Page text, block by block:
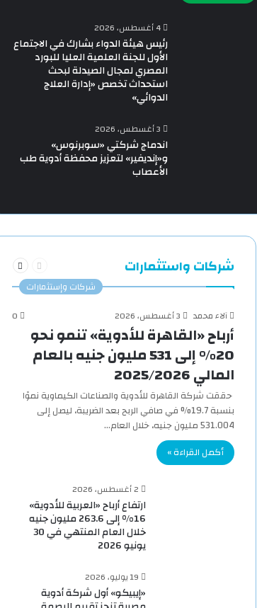
4 أغسطس، 2026
رئيس هيئة الدواء بشارك في الاجتماع
الأول للجنة العلمية العليا للبورد
المصري لمجال الصيدلة لبحث
استحداث تخصص «إدارة العلاج
الدوائي»
3 أغسطس، 2026
اندماج شركتي «سوبرنوس»
و«إنديفير» لتعزيز محفظة أدوية طب
الأعصاب
شركات واستثمارات
الصفحة
شركات وإستثمارات
آلاء محمد
3 أغسطس، 2026 0
أرباح «القاهرة للأدوية» تنمو نحو
20% إلى 531 مليون جنيه بالعام
المالي 2025/2026
حققت شركة القاهرة للأدوية والصناعات الكيماوية نموًا
بنسبة 19.7% في صافي الربح بعد الضريبة، ليصل إلى
531.004 مليون جنيه، خلال العام…
أكمل القراءة »
2 أغسطس، 2026
ارتفاع أرباح «العربية للأدوية»
16% إلى 263.6 مليون جنيه
خلال العام المنتهي في 30
يونيو 2026
19 يوليو، 2026
«إيبيكو» أول شركة أدوية